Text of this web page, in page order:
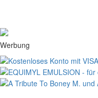
Werbung